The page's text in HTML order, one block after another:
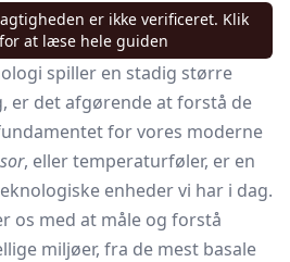
er ikke verificeret. Klik
at læse hele guiden
spiller en stadig større
er det afgørende at forstå de
for vores moderne
, ellertemperaturføler, er en
enheder vi har i dag.
os med at måle og forstå
miljøer, fra de mest basale